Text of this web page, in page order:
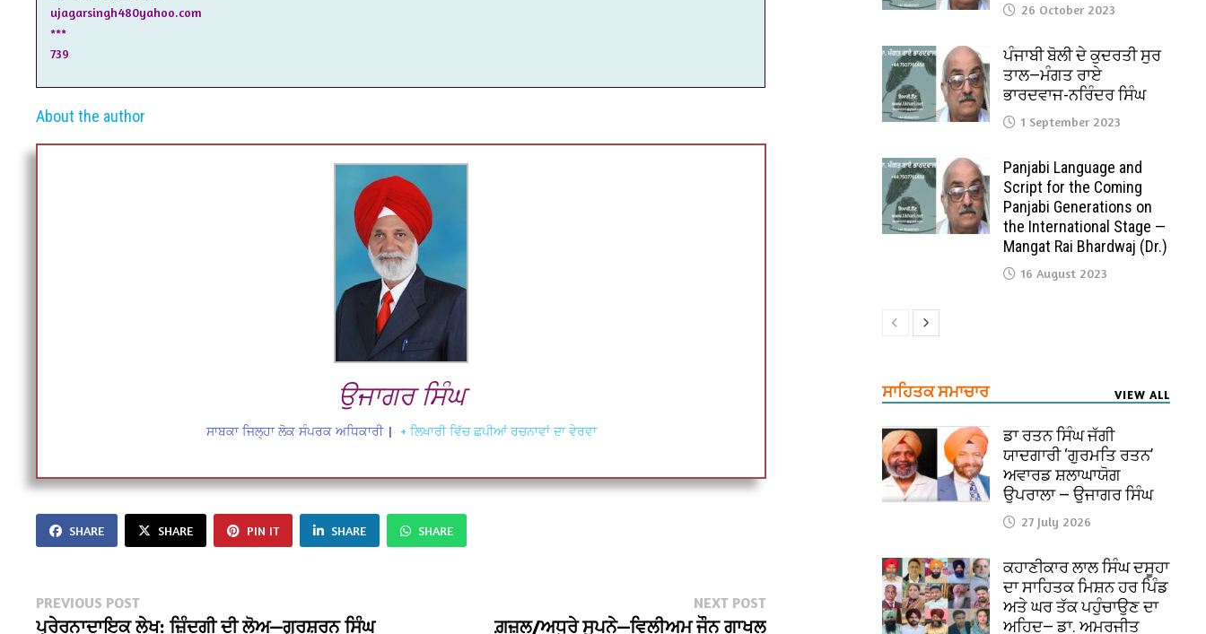
ujagarsingh480yahoo.com
***
739
About the author
ਉਜਾਗਰ ਸਿੰਘ
ਸਾਬਕਾ ਜਿਲ੍ਹਾ ਲੋਕ ਸੰਪਰਕ ਅਧਿਕਾਰੀ | + ਲਿਖਾਰੀ ਵਿੱਚ ਛਪੀਆਂ ਰਚਨਾਵਾਂ ਦਾ ਵੇਰਵਾ
SHARE SHARE PIN IT SHARE SHARE
Post
PREVIOUS POSTPrevious
post:
ਪ੍ਰੇਰਨਾਦਾਇਕ ਲੇਖ: ਜ਼ਿੰਦਗੀ ਦੀ ਲੋਅ—ਗੁਰਸ਼ਰਨ ਸਿੰਘ
NEXT POSTNext
post:
ਗ਼ਜ਼ਲ/ਅਧੂਰੇ ਸੁਪਨੇ—ਵਿਲੀਅਮ ਜੌਨ ਗਾਖਲ
26 October 2023
ਪੰਜਾਬੀ ਬੋਲੀ ਦੇ ਕੁਦਰਤੀ ਸੁਰ
ਤਾਲ—ਮੰਗਤ ਰਾਏ
ਭਾਰਦਵਾਜ-ਨਰਿੰਦਰ ਸਿੰਘ
1 September 2023
Panjabi Language and
Script for the Coming
Panjabi Generations on
the International Stage —
Mangat Rai Bhardwaj (Dr.)
16 August 2023
ਸਾਹਿਤਕ ਸਮਾਚਾਰ VIEW ALL
ਡਾ ਰਤਨ ਸਿੰਘ ਜੱਗੀ
ਯਾਦਗਾਰੀ ‘ਗੁਰਮਤਿ ਰਤਨ’
ਅਵਾਰਡ ਸ਼ਲਾਘਾਯੋਗ
ਉਪਰਾਲਾ — ਉਜਾਗਰ ਸਿੰਘ
27 July 2026
ਕਹਾਣੀਕਾਰ ਲਾਲ ਸਿੰਘ ਦਸੂਹਾ
ਦਾ ਸਾਹਿਤਕ ਮਿਸ਼ਨ ਹਰ ਪਿੰਡ
ਅਤੇ ਘਰ ਤੱਕ ਪਹੁੰਚਾਉਣ ਦਾ
ਅਹਿਦ— ਡਾ. ਅਮਰਜੀਤ